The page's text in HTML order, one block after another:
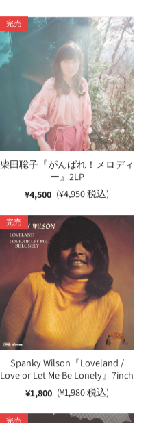
完売
柴田聡子『がんばれ！メロディ
ー』2LP
¥4,500 (¥4,950 税込)
完売
Spanky Wilson『Loveland /
Love or Let Me Be Lonely』7inch
¥1,800 (¥1,980 税込)
完売